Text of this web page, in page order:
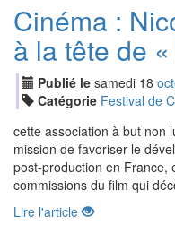
Cinéma :
à la tête de
Publié le samedi 18 oct
Catégorie Festival de
cette association à but non
mission de favoriser le
post-production en France,
commissions du film qui
Lire l'article